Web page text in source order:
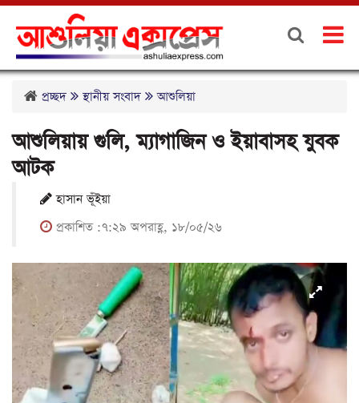
প্রচ্ছদ স্থানীয় সংবাদ আশুলিয়া
আশুলিয়ায় গুলি, ম্যাগাজিন ও ইয়াবাসহ যুবক
আটক
হাসান ভূঁইয়া
প্রকাশিত :৭:২৯ অপরাহ্ণ, ১৮/০৫/২৬